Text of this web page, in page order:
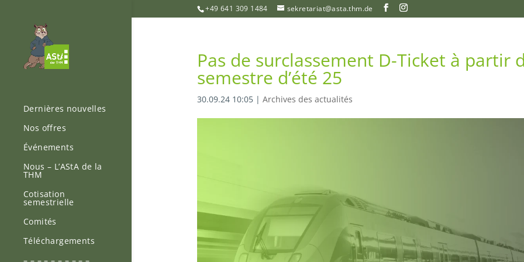
+49 641 309 1484 sekretariat@asta.thm.de
Dernières nouvelles
Nos offres
Événements
Nous – L’AStA de la
THM
Cotisation
semestrielle
Comités
Téléchargements
Pas de surclassement D-Ticket à partir
semestre d’été 25
30.09.24 10:05| Archives des actualités